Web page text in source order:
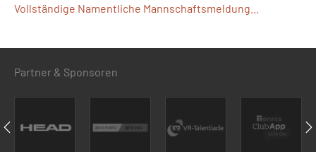
Vollständige Namentliche Mannschaftsmeldung...
Partner & Sponsoren